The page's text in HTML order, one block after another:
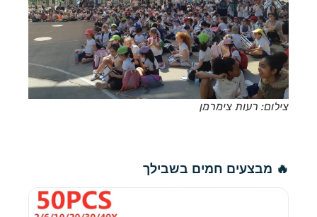
צילום: רעות צימרמן
🔥 מבצעים חמים בשבילך